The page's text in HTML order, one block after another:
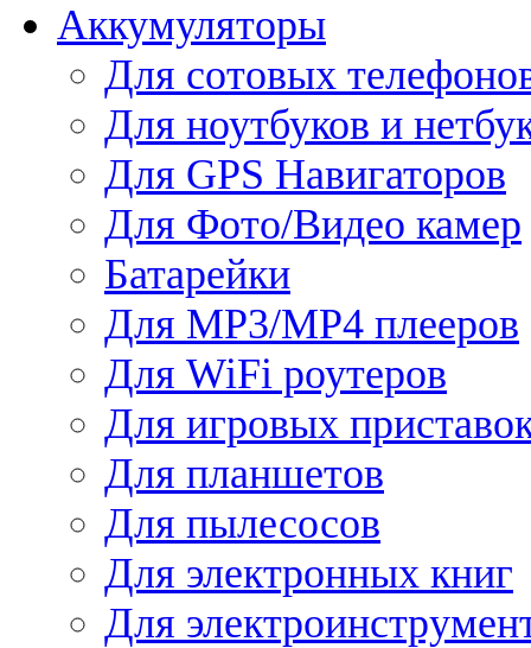
Аккумуляторы
Для сотовых
Для ноутбуков и
Для GPS Навигаторов
Для Фото/Видео камер
Батарейки
Для MP3/MP4 плееров
Для WiFi роутеров
Для игровых
Для планшетов
Для пылесосов
Для электронных книг
Для